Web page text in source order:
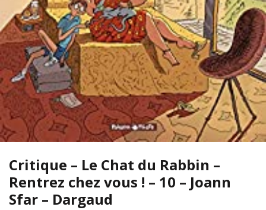
Critique – Le Chat du Rabbin –
Rentrez chez vous ! – 10 – Joann
Sfar – Dargaud